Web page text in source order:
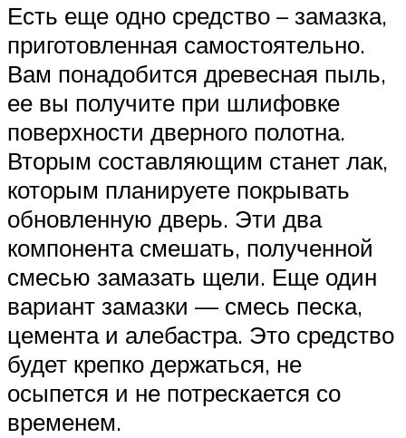
Есть еще одно средство – замазка,
приготовленная самостоятельно.
Вам понадобится древесная пыль,
ее вы получите при шлифовке
поверхности дверного полотна.
Вторым составляющим станет лак,
которым планируете покрывать
обновленную дверь. Эти два
компонента смешать, полученной
смесью замазать щели. Еще один
вариант замазки — смесь песка,
цемента и алебастра. Это средство
будет крепко держаться, не
осыпется и не потрескается со
временем.